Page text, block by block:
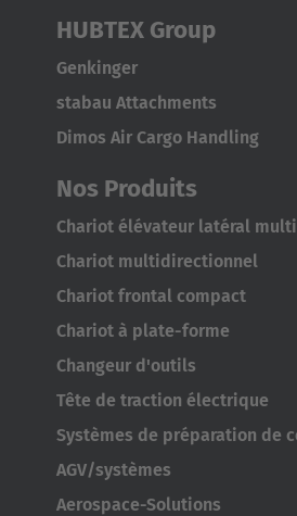
Português
United States
ASIA/PACIFIC
Australia
English
Türkiye
Türkçe
HUBTEX Group
Genkinger
stabau Attachments
Dimos Air Cargo Handling
Nos Produits
Chariot élévateur latéral
Chariot multidirectionnel
Chariot frontal compact
Chariot à plate-forme
Changeur d'outils
Tête de traction électrique
Systèmes de préparation de
AGV/systèmes
Aerospace-Solutions